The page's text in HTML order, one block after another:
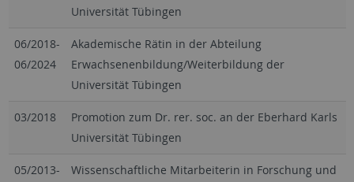
Universität Tübingen
06/2018-
06/2024
Akademische Rätin in der Abteilung
Erwachsenenbildung/Weiterbildung der
Universität Tübingen
03/2018
Promotion zum Dr. rer. soc. an der Eberhard Karls
Universität Tübingen
05/2013-
Wissenschaftliche Mitarbeiterin in Forschung und